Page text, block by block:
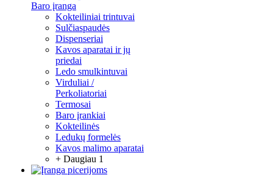
Baro įranga
Kokteiliniai trintuvai
Sulčiaspaudės
Dispenseriai
Kavos aparatai ir jų
priedai
Ledo smulkintuvai
Virduliai /
Perkoliatoriai
Termosai
Baro įrankiai
Kokteilinės
Ledukų formelės
Kavos malimo aparatai
+ Daugiau 1